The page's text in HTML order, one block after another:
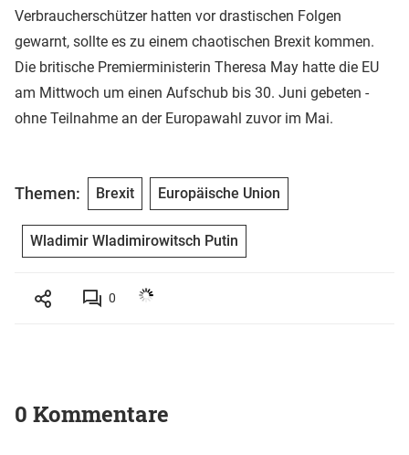
Verbraucherschützer hatten vor drastischen Folgen
gewarnt, sollte es zu einem chaotischen Brexit kommen.
Die britische Premierministerin Theresa May hatte die EU
am Mittwoch um einen Aufschub bis 30. Juni gebeten -
ohne Teilnahme an der Europawahl zuvor im Mai.
Themen: Brexit Europäische Union
Wladimir Wladimirowitsch Putin
0
0 Kommentare